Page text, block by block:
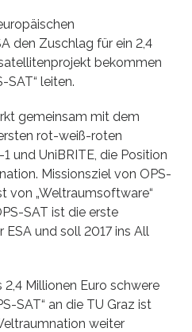
den Zuschlag für ein 2,4
bekommen
SAT“ leiten.
gemeinsam mit dem
rot-weiß-roten
und UniBRITE, die Position
Missionsziel von OPS-
von „Weltraumsoftware“
SAT ist die erste
und soll 2017 ins All
Millionen Euro schwere
SAT“ an die TU Graz ist
weiter